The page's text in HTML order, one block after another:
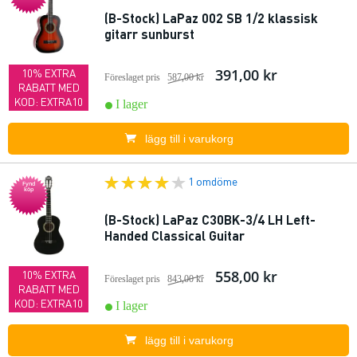
10% EXTRA
RABATT MED
KOD: EXTRA10
(B-Stock) LaPaz 002 SB 1/2 klassisk
gitarr sunburst
Föreslaget pris 587,00 kr 391,00 kr
I lager
lägg till i varukorg
Fynd
köp
10% EXTRA
RABATT MED
KOD: EXTRA10
1 omdöme
(B-Stock) LaPaz C30BK-3/4 LH Left-
Handed Classical Guitar
Föreslaget pris 843,00 kr 558,00 kr
I lager
lägg till i varukorg